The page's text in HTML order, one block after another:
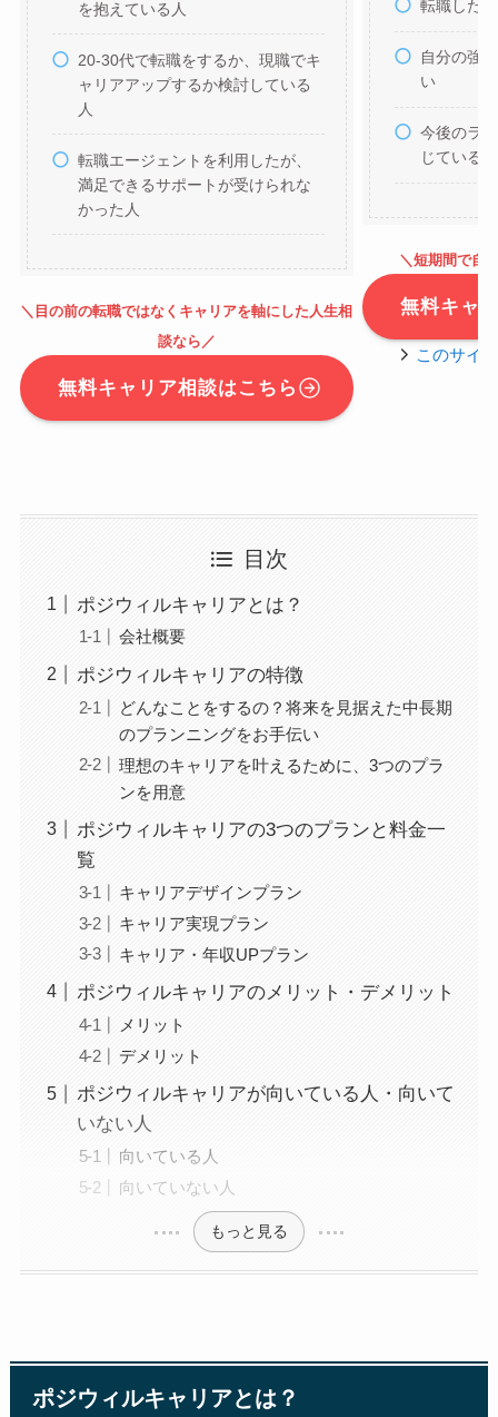
を抱えている人
20-30代で転職をするか、現職でキ
ャリアアップするか検討している
人
転職エージェントを利用したが、
満足できるサポートが受けられな
かった人
＼目の前の転職ではなくキャリアを軸にした人生相
談なら ／
無料キャリア相談はこちら
転職した
自分の強
い
今後のラ
じている
＼短期間で自
無料キャ
このサイ
目次
ポジウィルキャリアとは？
会社概要
ポジウィルキャリアの特徴
どんなことをするの？将来を見据えた中長期
のプランニングをお手伝い
理想のキャリアを叶えるために、3つのプラ
ンを用意
ポジウィルキャリアの3つのプランと料金一
覧
キャリアデザインプラン
キャリア実現プラン
キャリア・年収UPプラン
ポジウィルキャリアのメリット・デメリット
メリット
デメリット
ポジウィルキャリアが向いている人・向いて
いない人
向いている人
向いていない人
もっと見る
ポジウィルキャリアとは？